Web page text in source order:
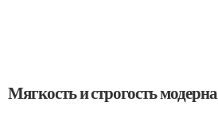
Мягкость и строгость модерна